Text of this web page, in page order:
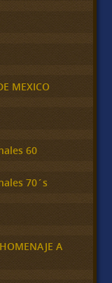
MEXICO
60
70´s
A